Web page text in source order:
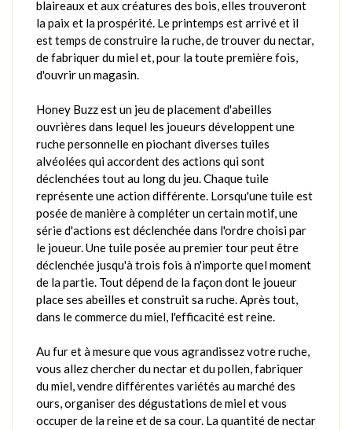
blaireaux et aux créatures des bois, elles trouveront
la paix et la prospérité. Le printemps est arrivé et il
est temps de construire la ruche, de trouver du nectar,
de fabriquer du miel et, pour la toute première fois,
d'ouvrir un magasin.
Honey Buzz est un jeu de placement d'abeilles
ouvrières dans lequel les joueurs développent une
ruche personnelle en piochant diverses tuiles
alvéolées qui accordent des actions qui sont
déclenchées tout au long du jeu. Chaque tuile
représente une action différente. Lorsqu'une tuile est
posée de manière à compléter un certain motif, une
série d'actions est déclenchée dans l'ordre choisi par
le joueur. Une tuile posée au premier tour peut être
déclenchée jusqu'à trois fois à n'importe quel moment
de la partie. Tout dépend de la façon dont le joueur
place ses abeilles et construit sa ruche. Après tout,
dans le commerce du miel, l'efficacité est reine.
Au fur et à mesure que vous agrandissez votre ruche,
vous allez chercher du nectar et du pollen, fabriquer
du miel, vendre différentes variétés au marché des
ours, organiser des dégustations de miel et vous
occuper de la reine et de sa cour. La quantité de nectar